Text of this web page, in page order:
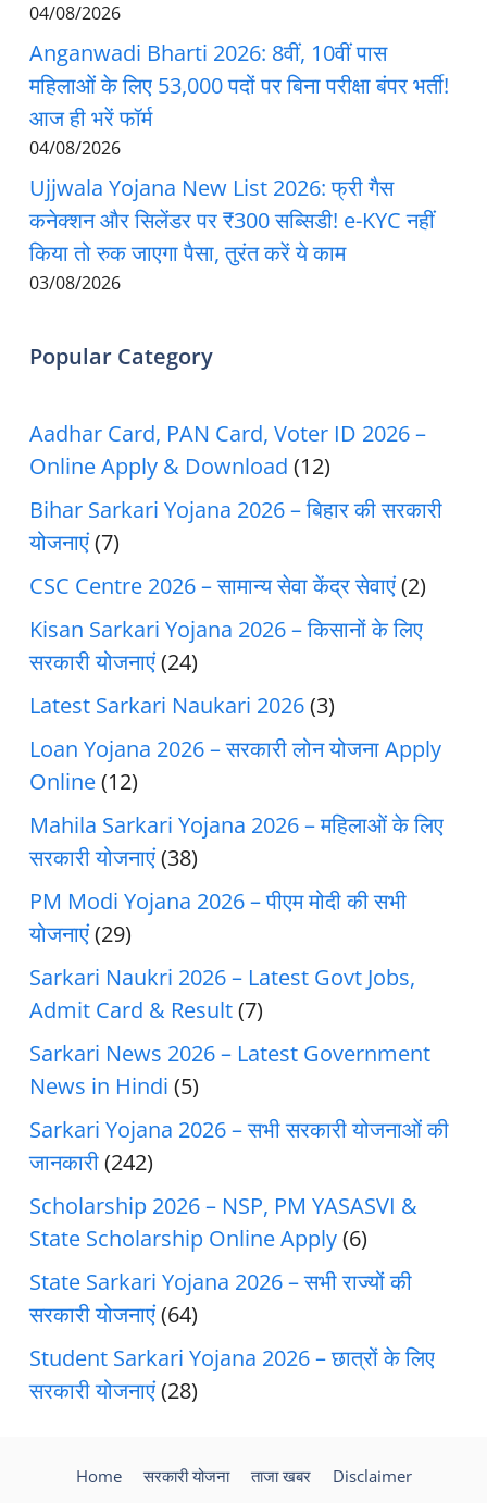
04/08/2026
Anganwadi Bharti 2026: 8वीं, 10वीं पास
महिलाओं के लिए 53,000 पदों पर बिना परीक्षा बंपर भर्ती!
आज ही भरें फॉर्म
04/08/2026
Ujjwala Yojana New List 2026: फ्री गैस
कनेक्शन और सिलेंडर पर ₹300 सब्सिडी! e-KYC नहीं
किया तो रुक जाएगा पैसा, तुरंत करें ये काम
03/08/2026
Popular Category
Aadhar Card, PAN Card, Voter ID 2026 –
Online Apply & Download (12)
Bihar Sarkari Yojana 2026 – बिहार की सरकारी
योजनाएं(7)
CSC Centre 2026 – सामान्य सेवा केंद्र सेवाएं(2)
Kisan Sarkari Yojana 2026 – किसानों के लिए
सरकारी योजनाएं(24)
Latest Sarkari Naukari 2026(3)
Loan Yojana 2026 – सरकारी लोन योजना Apply
Online(12)
Mahila Sarkari Yojana 2026 – महिलाओं के लिए
सरकारी योजनाएं(38)
PM Modi Yojana 2026 – पीएम मोदी की सभी
योजनाएं(29)
Sarkari Naukri 2026 – Latest Govt Jobs,
Admit Card & Result(7)
Sarkari News 2026 – Latest Government
News in Hindi (5)
Sarkari Yojana 2026 – सभी सरकारी योजनाओं की
जानकारी(242)
Scholarship 2026 – NSP, PM YASASVI &
State Scholarship Online Apply(6)
State Sarkari Yojana 2026 – सभी राज्यों की
सरकारी योजनाएं(64)
Student Sarkari Yojana 2026 – छात्रों के लिए
सरकारी योजनाएं(28)
Home सरकारी योजना ताजा खबर
Disclaimer